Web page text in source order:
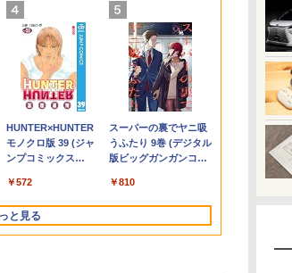
ノートパソコン 新品
Office付き 初心者向け
初期設定済 Win11 Pro
日本語キーボード テレ
N3350メモリー:8GB
高速SSD:512GB最大
laptop 14型液晶 Web
カメラ USB 3.0
Bluetooth 超軽量大容
量バッテリー ノート
レビュー投稿 5年保証
｜MS Office 2024
H&B 搭載｜中古ノート
パソコン Windows11
Office付｜テンキー
DVD 搭載｜Core i5 第
7世代 メモリ 8GB SSD
256GB｜店長厳選
Lenovo ThinkPad
中古PC Word Excel
￥29,800
【全品最大
クーポン】
ペックを余
額で】 東芝
Dynabook
ンチ Intel
代 メモリ
SSD256GB/
Windows11
￥24,999
256GB/512GB/1TB/DVD/DP/VGA/Wifi/2
□■※ 【USB端子多数
搭載!】 HP デスクトッ
プPC ProDesk 600 G6
SFF Corei5-10500/メ
8GB/SSD256GB/DVD
マルチ/Win11 動作確認
【中古】送料無料
DELL OptiPlex 3060
Micro【Core i5-
8400T/8GB(DDR4)/500GB/Win11-
64bit】中古/送料無料 ※
沖縄、離島を除く
￥16,800
【中古】【
付】 【 Xeon
2.8GHz /
HDD:4TB
ンチ×2 】 【
ネスホン パ
用 電話機 本
￥36,000
モバイルモニター 15.6
インチ InnoView モバ
イルディスプレイ 自立
型 1920*1080 FHD ポー
パネル 薄型 軽量 持ち運
び 壁掛けに対応
Switch/PS3/PS4/PS5/Xbox
One/PC/スマ
HDMI対応【選べる種
類】タッチ/ケース付
【期間限定10%OFFク
ーポン 8/12 10時ま
で】 ゲーミングモニタ
ー 24.5インチ FHD
240Hz 1ms Fast IPSパ
ネル HDMI2.0×1
DP1.4×1 Adaptive
Sync対応 フリッカー
フリー ブルーライトカ
MGM25IC04-F240
￥12,980
Acer スタン
ニター 21.5
フルHD
1ms(VRB)
ミニD-Sub
ピーカー・
端子 6軸カラ
証(パネルは1
￥11,880
＼話題の編み図が大集
合！／【★作品集】ア
イアムオリーブ増刊号
NO.1 ハマナカ
魔女と傭兵（9） 【電
子書籍】[ 宮木真人 ]
￥792
異世界居酒
(22) 【電子
川 夏哉 ]
【2026年アップグレ
ード版】AOKIMI ワ
イヤレスイヤホン
V12 小型軽量 ブルー
トゥースHi-Fi 最大
36時間再生 ぶるーと
ゅーす コードレス
￥1,964
Xiaomi シャオミ
REDMI Buds 8 Lite ワ
イヤレスイヤホン
キャンセリング ANC
36時間再生
￥3,480
On My Road
(Stadium ver.)
￥250
BUGS LIFE
￥250
by Amazon 炭酸水
ラベルレス 500ml
×24本 強炭酸水 ペッ
ットル (Smart
Basic)
￥1,625
コカ・コーラ やかんの
麦茶 from 爽健美茶 ラ
ベルレス
￥2,009
HUNTER×HUNTER
モノクロ版 39 (ジャ
ンプコミックス
￥572
スーパーの裏でヤニ吸
うふたり 9巻 (デジタル
版ビッグガンガンコミ
￥810
と見る